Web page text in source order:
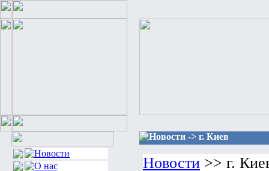
Новости -> г. Киев
Новости >> г.